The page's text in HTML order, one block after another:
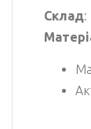
Склад: